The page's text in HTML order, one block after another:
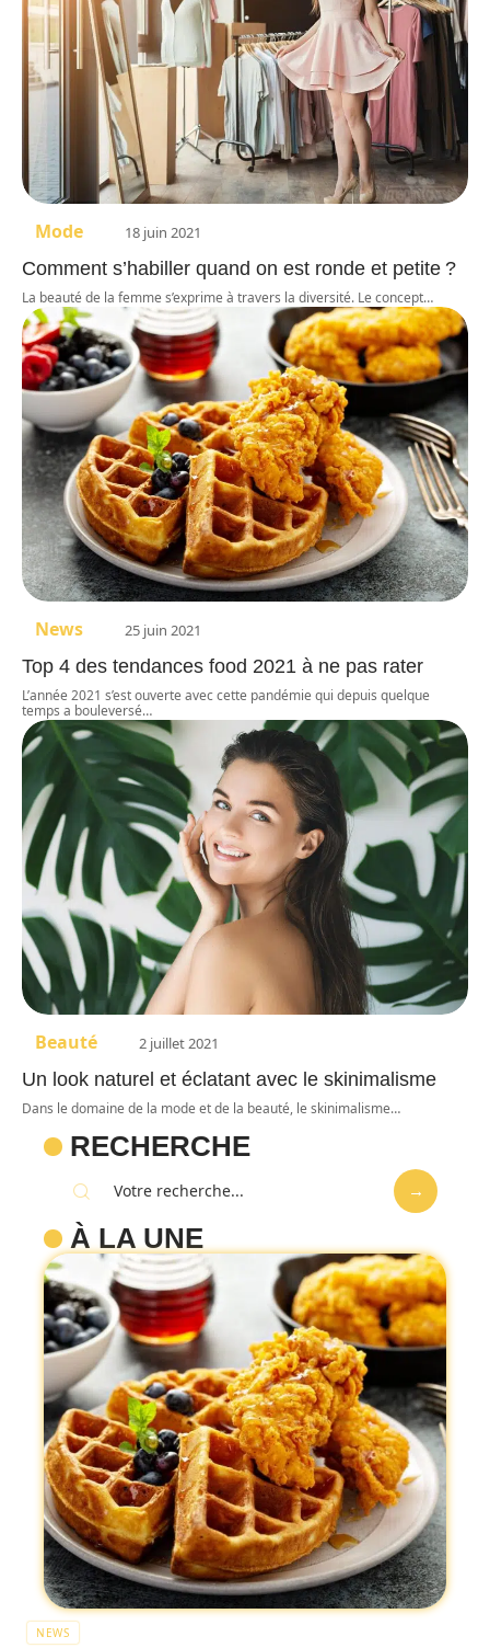
Mode 18 juin 2021
Comment s’habiller quand on est ronde et petite ?
La beauté de la femme s’exprime à travers la diversité. Le concept…
News 25 juin 2021
Top 4 des tendances food 2021 à ne pas rater
L’année 2021 s’est ouverte avec cette pandémie qui depuis quelque
temps a bouleversé…
Beauté 2 juillet 2021
Un look naturel et éclatant avec le skinimalisme
Dans le domaine de la mode et de la beauté, le skinimalisme…
RECHERCHE
À LA UNE
NEWS